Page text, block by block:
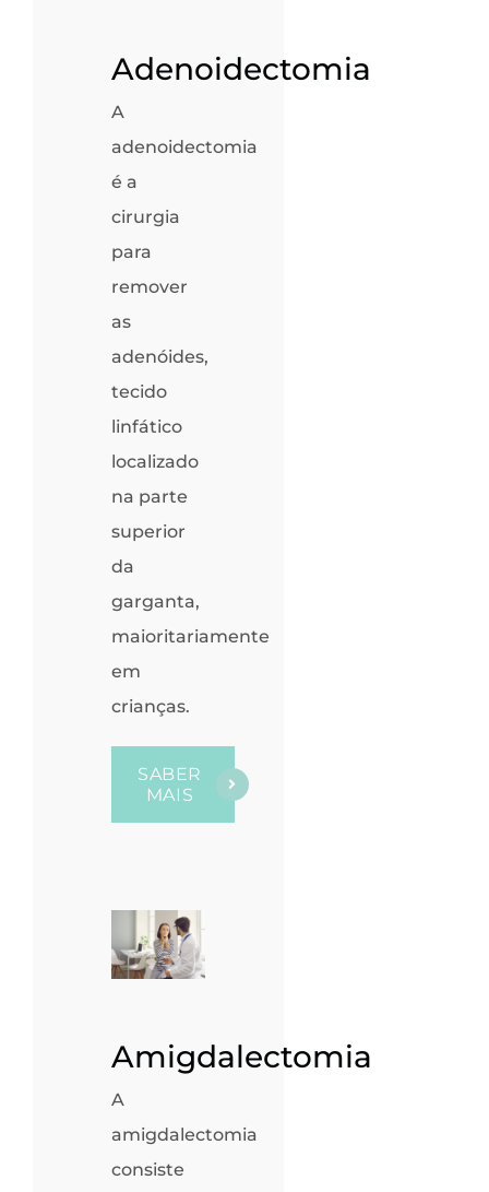
Adenoidectomia
A
adenoidectomia
é a
cirurgia
para
remover
as
adenóides,
tecido
linfático
localizado
na parte
superior
da
garganta,
maioritariamente
em
crianças.
SABER
MAIS
Amigdalectomia
A
amigdalectomia
consiste